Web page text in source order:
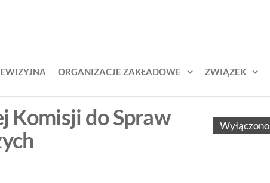
ORGANIZACJE ZAKŁADOWE ZWIĄZEK
Wyłączono
Komisji do Spraw